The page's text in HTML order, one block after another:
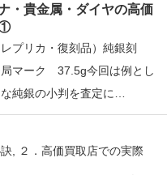
・貴金属・ダイヤの高価
①
プリカ・復刻品）純銀刻
マーク 37.5g今回は例とし
純銀の小判を査定に…
２．高価買取店での実際